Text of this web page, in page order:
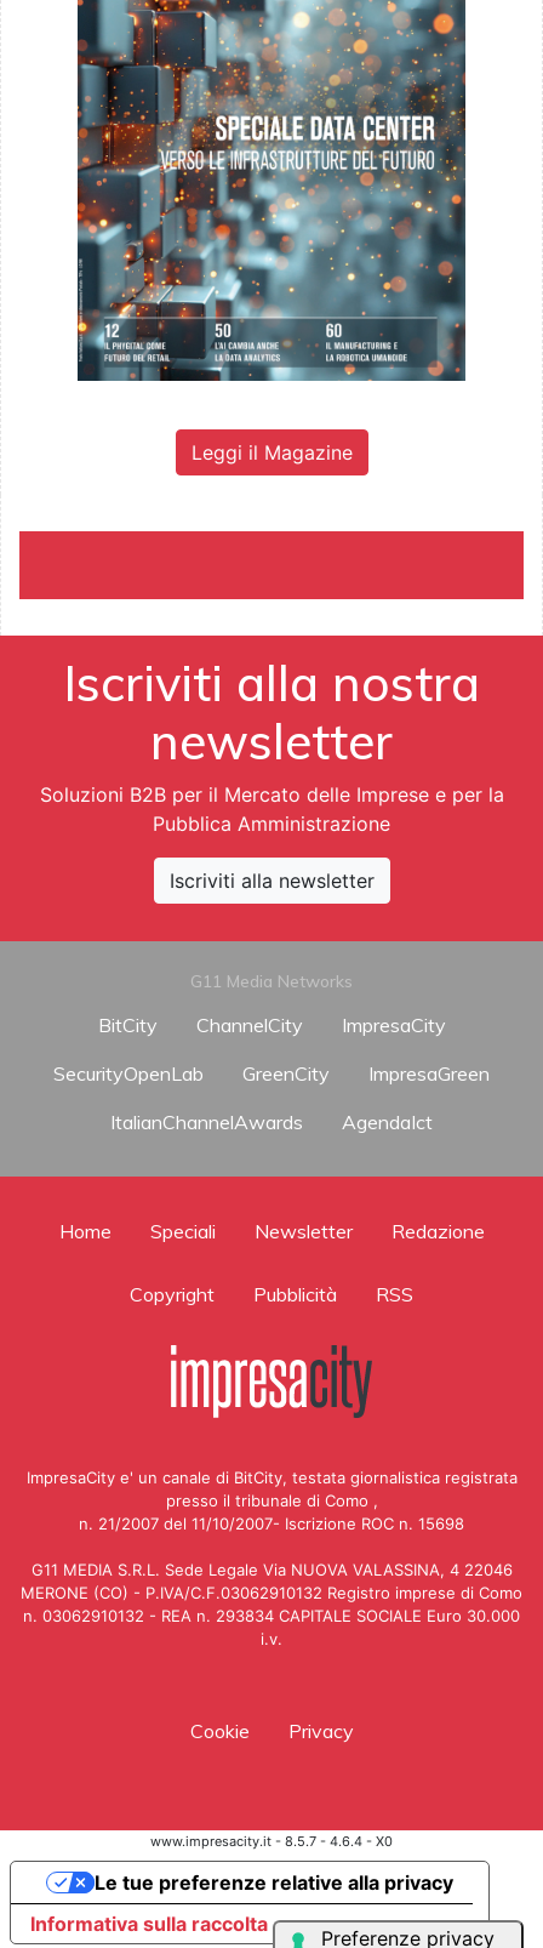
Leggi il Magazine
Iscriviti alla nostra
newsletter
Soluzioni B2B per il Mercato delle Imprese e per la
Pubblica Amministrazione
Iscriviti alla newsletter
G11 Media Networks
BitCity ChannelCity
ImpresaCity
SecurityOpenLab
GreenCity
ImpresaGreen
ItalianChannelAwards
AgendaIct
Home Speciali Newsletter Redazione
Copyright Pubblicità RSS
ImpresaCity e' un canale di BitCity, testata giornalistica registrata
presso il tribunale di Como ,
n. 21/2007 del 11/10/2007- Iscrizione ROC n. 15698
G11 MEDIA S.R.L. Sede Legale Via NUOVA VALASSINA, 4 22046
MERONE (CO) - P.IVA/C.F.03062910132 Registro imprese di Como
n. 03062910132 - REA n. 293834 CAPITALE SOCIALE Euro 30.000
i.v.
Cookie Privacy
www.impresacity.it - 8.5.7 - 4.6.4 - X0
Informativa sulla raccolta
Le tue preferenze relative alla privacy